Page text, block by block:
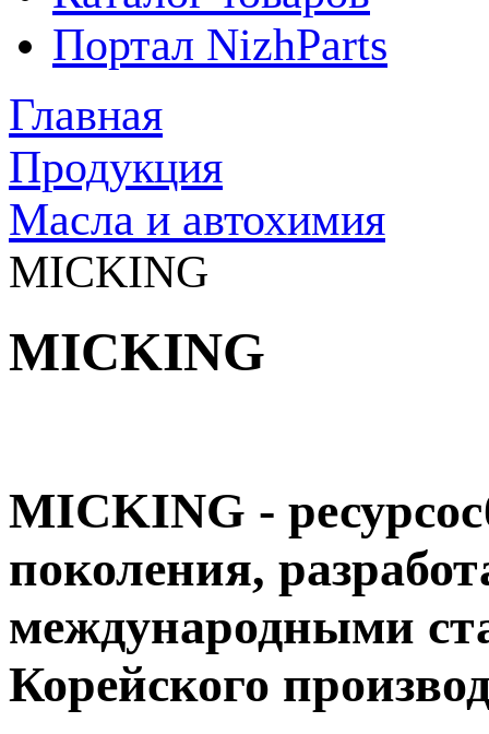
Портал NizhParts
Главная
Продукция
Масла и автохимия
MICKING
MICKING
MICKING -
поколения,
международными
Корейского